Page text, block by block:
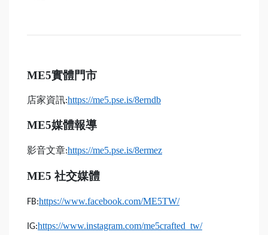
ME5實體門市
店家資訊:https://me5.pse.is/8erndb
ME5媒體報導
影音文章:https://me5.pse.is/8ermez
ME5 社交媒體
FB:https://www.facebook.com/ME5TW/
IG:https://www.instagram.com/me5crafted_tw/